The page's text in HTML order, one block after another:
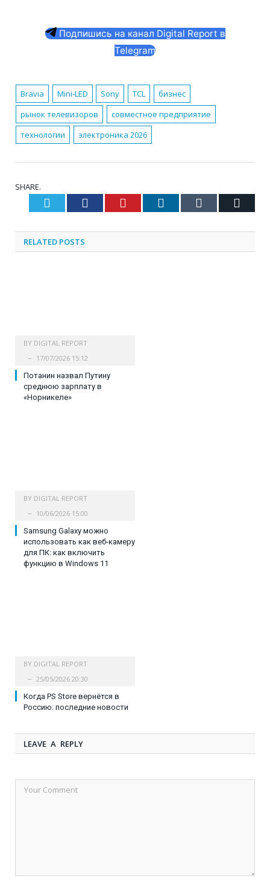
Подпишись на канал Digital Report в
Telegram
Bravia Mini-LED Sony TCL
бизнес
рынок телевизоров
совместное предприятие
технологии
электроника 2026
SHARE.
Twitter Facebook Pinterest LinkedIn Tumblr
RELATED POSTS
BY DIGITAL REPORT
17/07/2026 15:12
Потанин назвал Путину
среднюю зарплату в
«Норникеле»
BY DIGITAL REPORT
10/06/2026 15:00
Samsung Galaxy можно
использовать как веб-камеру
для ПК: как включить
функцию в Windows 11
BY DIGITAL REPORT
25/05/2026 20:30
Когда PS Store вернётся в
Россию: последние новости
LEAVE A REPLY